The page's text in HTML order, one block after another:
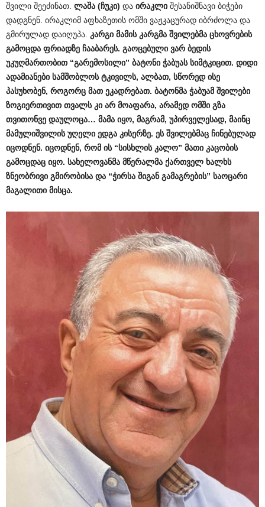
შვილი შეეძინათ. ლაშა (ჩუკი) და ირაკლი შესანიშნავი ბიჭები
დადგნენ. ირაკლიმ აფხაზეთის ომში ვაჟკაცურად იბრძოლა და
გმირულად დაიღუპა. კარგი მამის კარგმა შვილებმა ცხოვრების
გამოცდა ფრიადზე ჩააბარეს. გაოცებული ვარ ბედის
უკუღმართობით “გარემოსილი” ბატონი ჭაბუას სიმტკიცით. დიდი
ადამიანები სამშობლოს ტკივილს, ალბათ, სწორედ ისე
პასუხობენ, როგორც მათ ეკადრებათ. ბატონმა ჭაბუამ შვილები
ზოგიერთივით თვალს კი არ მოაფარა, არამედ ომში გზა
თვითონვე დაულოცა… მამა იყო, მაგრამ, უპირველესად, მაინც
მამულიშვილის უღელი ედგა კისერზე. ეს შვილებმაც ჩინებულად
იცოდნენ. იცოდნენ, რომ ის “სისხლის კალო” მათი კაცობის
გამოცდაც იყო. სახელოვანმა მწერალმა ქართველ ხალხს
ზნეობრივი გმირობისა და “ჭირსა შიგან გამაგრების” საოცარი
მაგალითი მისცა.